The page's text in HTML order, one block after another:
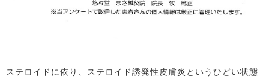
ステロイドに依り、ステロイド誘発性皮膚炎というひどい状態